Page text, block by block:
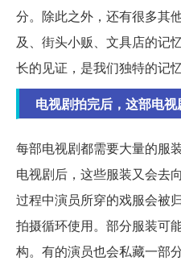
分。除此之外，还有很多其
及、街头小贩、文具店的记
长的见证，是我们独特的记忆
电视剧拍完后，这部电
每部电视剧都需要大量的服
电视剧后，这些服装又会去
过程中演员所穿的戏服会被
拍摄循环使用。部分服装可
构。有的演员也会私藏一部